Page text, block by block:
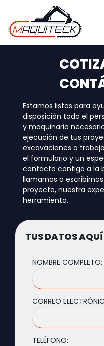
contenido
Estamos listos para
disposición todo el
y maquinaria
ejecución de tus
excavaciones o
el formulario y un
contacto contigo a la
llamarnos o
proyecto, nuestra
herramienta.
TUS DATOS AQUÍ
NOMBRE COMPLETO:
CORREO
TELÉFONO: